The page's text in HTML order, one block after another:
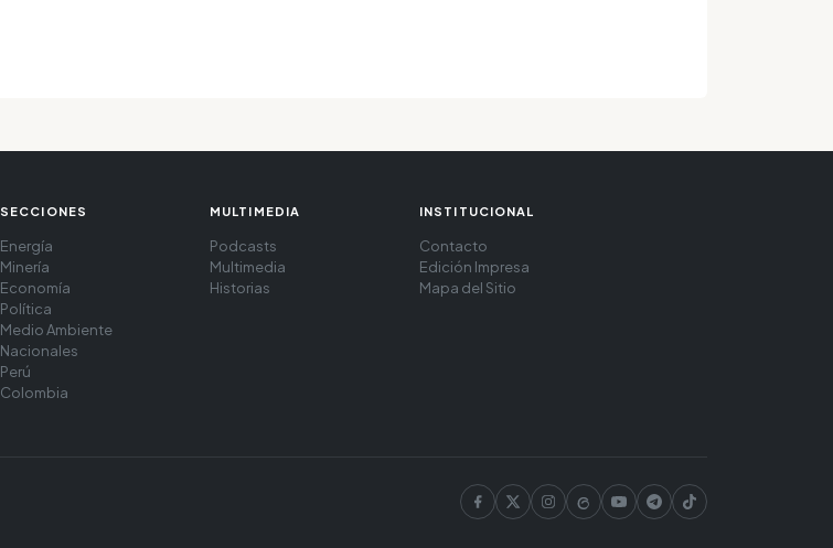
SECCIONES
Energía
Minería
Economía
Política
Medio Ambiente
Nacionales
Perú
Colombia
MULTIMEDIA
Podcasts
Multimedia
Historias
INSTITUCIONAL
Contacto
Edición Impresa
Mapa del Sitio